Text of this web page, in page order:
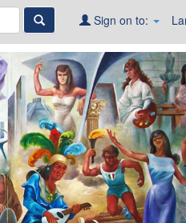
Sign on to: